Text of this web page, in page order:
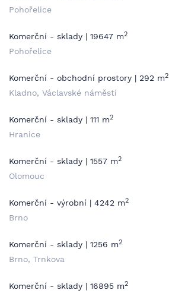
Pohořelice
Komerční - sklady | 19647 m2
Pohořelice
Komerční - obchodní prostory | 292 m2
Kladno, Václavské náměstí
Komerční - sklady | 111 m2
Hranice
Komerční - sklady | 1557 m2
Olomouc
Komerční - výrobní | 4242 m2
Brno
Komerční - sklady | 1256 m2
Brno, Trnkova
Komerční - sklady | 16895 m2